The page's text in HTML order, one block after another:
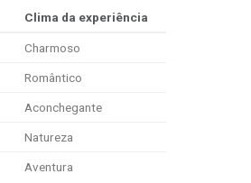
Clima da experiência
Charmoso
Romântico
Aconchegante
Natureza
Aventura